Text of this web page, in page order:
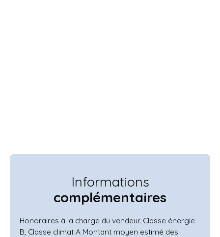
Informations
complémentaires
Honoraires à la charge du vendeur. Classe énergie
B, Classe climat A Montant moyen estimé des